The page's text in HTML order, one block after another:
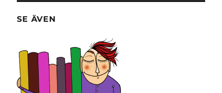
SE ÄVEN